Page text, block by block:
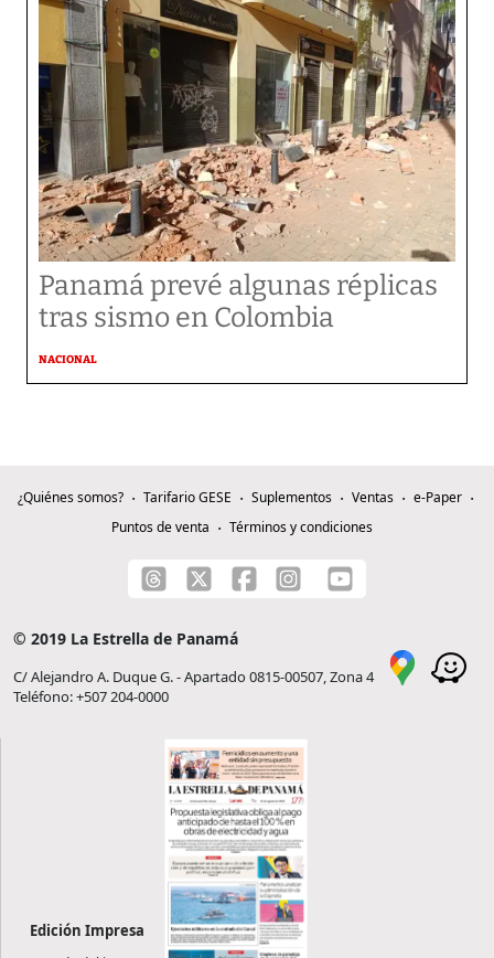
Panamá prevé algunas réplicas
tras sismo en Colombia
NACIONAL
¿Quiénes somos? Tarifario GESE Suplementos Ventas
e-Paper
Puntos de venta
Términos y condiciones
© 2019 La Estrella de Panamá
C/ Alejandro A. Duque G. - Apartado 0815-00507, Zona 4
Teléfono: +507 204-0000
Edición Impresa